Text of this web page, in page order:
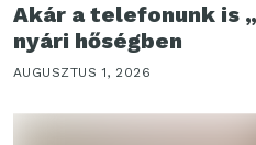
Akár a telefonunk is
nyári hőségben
AUGUSZTUS 1, 2026